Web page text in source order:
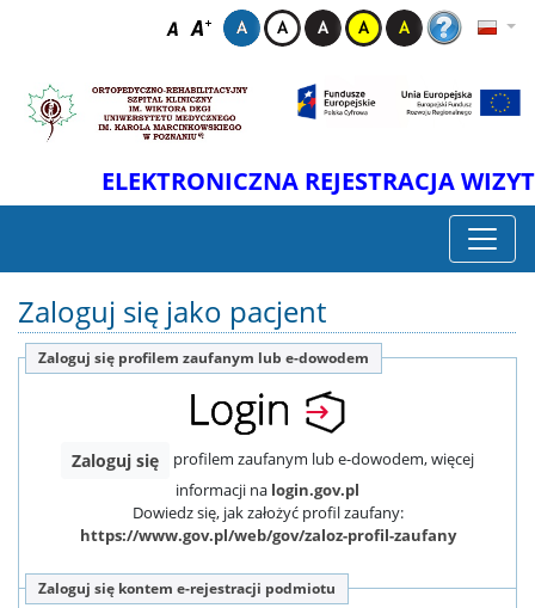
ELEKTRONICZNA REJESTRACJA WIZYT
Zaloguj się jako pacjent
Zaloguj się profilem zaufanym lub e-dowodem
Zaloguj się
profilem zaufanym lub e-dowodem, więcej
informacji na login.gov.pl
Dowiedz się, jak założyć profil zaufany:
https://www.gov.pl/web/gov/zaloz-profil-zaufany
Zaloguj się kontem e-rejestracji podmiotu